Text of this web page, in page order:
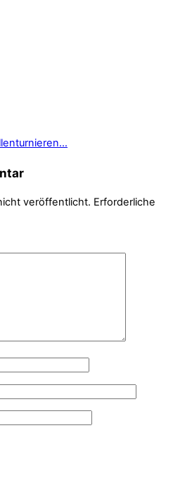
veröffentlicht. Erforderliche